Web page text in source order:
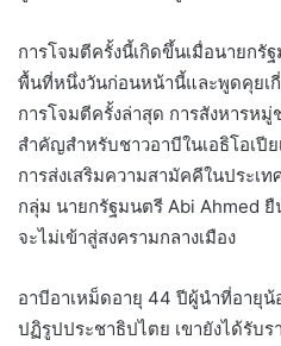
การโจมตีครั้งนี้เกิดขึ้นเมื่อนายกรั
พื้นที่หนึ่งวันก่อนหน้านี้และพูดคุยเ
การโจมตีครั้งล่าสุด การสังหารห
สำคัญสำหรับชาวอาบีในเอธิโอเปี
การส่งเสริมความสามัคคีในประเ
กลุ่ม นายกรัฐมนตรี Abi Ahmed ยื
จะไม่เข้าสู่สงครามกลางเมือง
อาบีอาเหม็ดอายุ 44 ปีผู้นำที่อายุ
ปฏิรูปประชาธิปไตย เขายังได้รับ